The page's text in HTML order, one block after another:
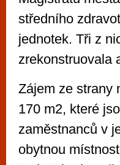
středního
jednotek. Tři z
zrekonstruovala
Zájem ze strany
170 m2, které
zaměstnanců v
obytnou